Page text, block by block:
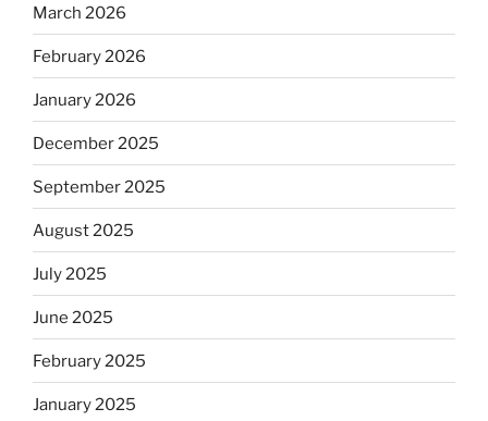
March 2026
February 2026
January 2026
December 2025
September 2025
August 2025
July 2025
June 2025
February 2025
January 2025